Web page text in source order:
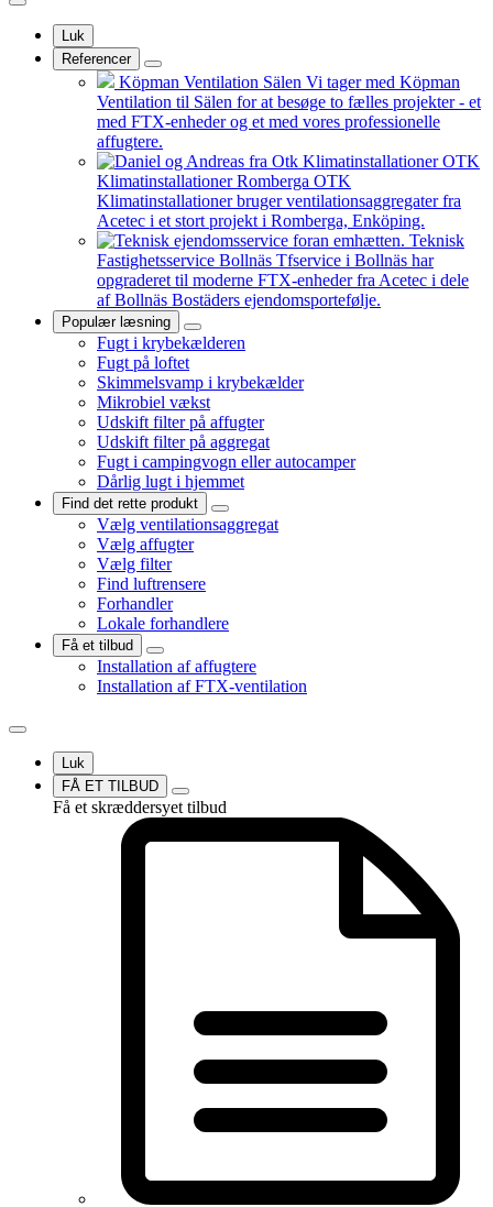
Luk
Referencer
Köpman Ventilation Sälen Vi tager med Köpman
Ventilation til Sälen for at besøge to fælles projekter - et
med FTX-enheder og et med vores professionelle
affugtere.
OTK
Klimatinstallationer Romberga OTK
Klimatinstallationer bruger ventilationsaggregater fra
Acetec i et stort projekt i Romberga, Enköping.
Teknisk
Fastighetsservice Bollnäs Tfservice i Bollnäs har
opgraderet til moderne FTX-enheder fra Acetec i dele
af Bollnäs Bostäders ejendomsportefølje.
Populær læsning
Fugt i krybekælderen
Fugt på loftet
Skimmelsvamp i krybekælder
Mikrobiel vækst
Udskift filter på affugter
Udskift filter på aggregat
Fugt i campingvogn eller autocamper
Dårlig lugt i hjemmet
Find det rette produkt
Vælg ventilationsaggregat
Vælg affugter
Vælg filter
Find luftrensere
Forhandler
Lokale forhandlere
Få et tilbud
Installation af affugtere
Installation af FTX-ventilation
Luk
FÅ ET TILBUD
Få et skræddersyet tilbud